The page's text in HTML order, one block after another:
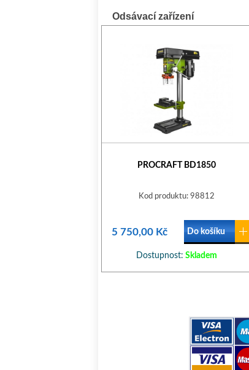
Odsávací zařízení
PROCRAFT BD1850
Kod produktu: 98812
5 750,00 Kč Do košíku
Dostupnost: Skladem